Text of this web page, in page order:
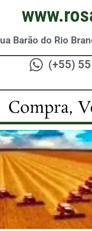
Barão do Rio
(+55)
Compra,